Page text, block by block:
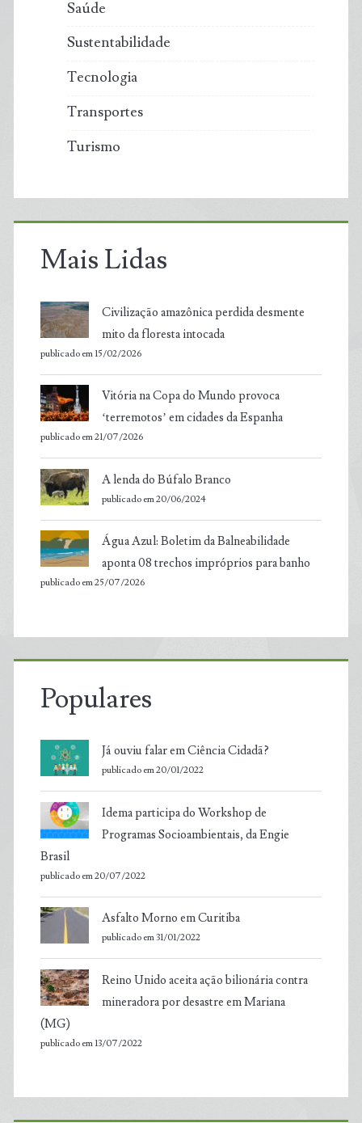
Saúde
Sustentabilidade
Tecnologia
Transportes
Turismo
Mais Lidas
Civilização amazônica perdida desmente
mito da floresta intocada
publicado em 15/02/2026
Vitória na Copa do Mundo provoca
‘terremotos’ em cidades da Espanha
publicado em 21/07/2026
A lenda do Búfalo Branco
publicado em 20/06/2024
Água Azul: Boletim da Balneabilidade
aponta 08 trechos impróprios para banho
publicado em 25/07/2026
Populares
Já ouviu falar em Ciência Cidadã?
publicado em 20/01/2022
Idema participa do Workshop de
Programas Socioambientais, da Engie
Brasil
publicado em 20/07/2022
Asfalto Morno em Curitiba
publicado em 31/01/2022
Reino Unido aceita ação bilionária contra
mineradora por desastre em Mariana
(MG)
publicado em 13/07/2022